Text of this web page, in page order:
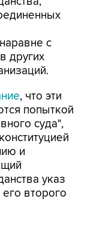
с
других
, что эти
попыткой
суда",
и
указ
второго